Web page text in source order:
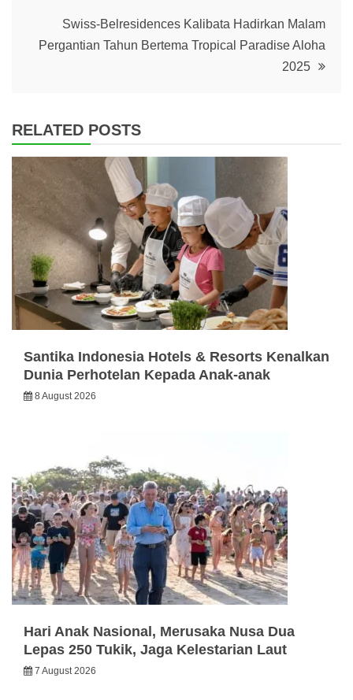
Swiss-Belresidences Kalibata Hadirkan Malam
Pergantian Tahun Bertema Tropical Paradise Aloha
2025
RELATED POSTS
Santika Indonesia Hotels & Resorts Kenalkan
Dunia Perhotelan Kepada Anak-anak
8 August 2026
Hari Anak Nasional, Merusaka Nusa Dua
Lepas 250 Tukik, Jaga Kelestarian Laut
7 August 2026